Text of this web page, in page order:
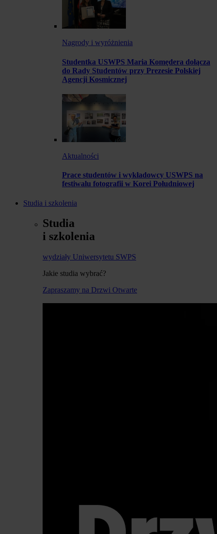
Nagrody i wyróżnienia
Studentka USWPS Maria Komędera dołącza
do Rady Studentów przy Prezesie Polskiej
Agencji Kosmicznej
Aktualności
Prace studentów i wykładowcy USWPS na
festiwalu fotografii w Korei Południowej
Studia i szkolenia
Studia
i szkolenia
wydziały Uniwersytetu SWPS
Jakie studia wybrać?
Zapraszamy na Drzwi Otwarte